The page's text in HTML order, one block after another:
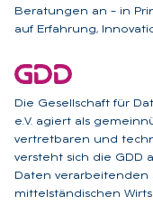
Beratungen an – in
auf Erfahrung,
Die Gesellschaft für
e.V. agiert als
vertretbaren und
versteht sich die GDD
Daten verarbeitenden
mittelständischen